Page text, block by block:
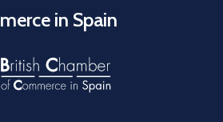
in Spain